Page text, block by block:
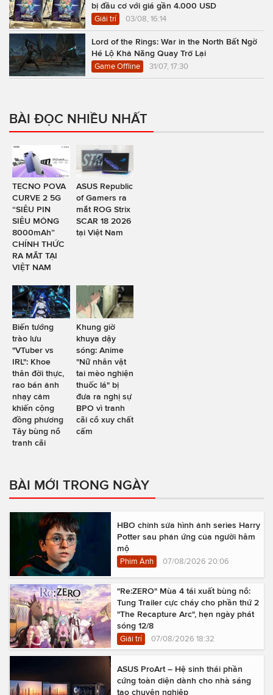
bị đầu cơ với giá gần 4.000 USD
Giải trí 03/08, 16:14
Lord of the Rings: War in the North Bất Ngờ
Hé Lộ Khả Năng Quay Trở Lại
Game Offline 31/07, 17:30
BÀI ĐỌC NHIỀU NHẤT
TECNO POVA
CURVE 2 5G
“SIÊU PIN
SIÊU MỎNG
8000mAh”
CHÍNH THỨC
RA MẮT TẠI
VIỆT NAM
ASUS Republic
of Gamers ra
mắt ROG Strix
SCAR 18 2026
tại Việt Nam
Biến tướng
trào lưu
"VTuber vs
IRL": Khoe
thân đời thực,
rao bán ảnh
nhạy cảm
khiến cộng
đồng phương
Tây bùng nổ
tranh cãi
Khung giờ
khuya dậy
sóng: Anime
"Nữ nhân vật
tai mèo nghiện
thuốc lá" bị
đưa ra nghị sự
BPO vì tranh
cãi cổ xuy chất
cấm
BÀI MỚI TRONG NGÀY
HBO chỉnh sửa hình ảnh series Harry
Potter sau phản ứng của người hâm
mộ
Phim Ảnh 07/08/2026 20:06
"Re:ZERO" Mùa 4 tái xuất bùng nổ:
Tung Trailer cực cháy cho phần thứ 2
"The Recapture Arc", hẹn ngày phát
sóng 12/8
Giải trí 07/08/2026 18:32
ASUS ProArt – Hệ sinh thái phần
cứng toàn diện dành cho nhà sáng
tạo chuyên nghiệp